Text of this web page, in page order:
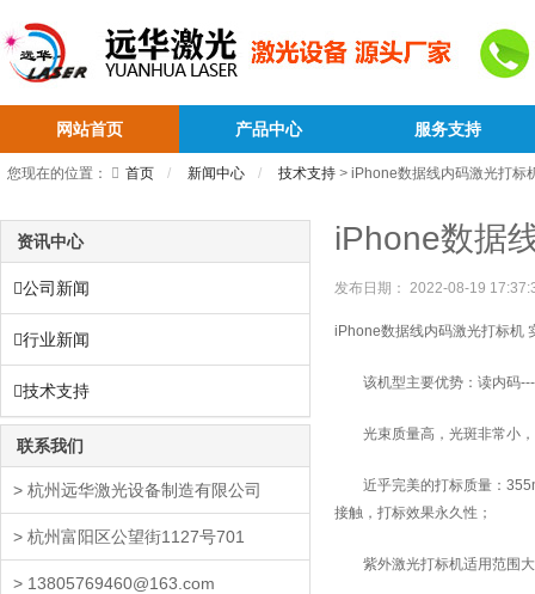
网站首页 产品中心 服务支持
您现在的位置： 首页 新闻中心 技术支持 >iPhone数据线内码激光打标
资讯中心
公司新闻
行业新闻
技术支持
联系我们
> 杭州远华激光设备制造有限公司
> 杭州富阳区公望街1127号701
> 13805769460@163.com
iPhone数据
发布日期： 2022-08-19
iPhone数据线内码激光打标机
该机型主要优势：读内码----
光束质量高，光斑非常小，
近乎完美的打标质量：
接触，打标效果永久性；
紫外激光打标机适用范围